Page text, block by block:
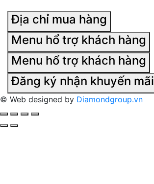
Địa chỉ mua hàng
Menu hổ trợ khách hàng
Menu hổ trợ khách hàng
Đăng ký nhận khuyến mãi
© Web designed by Diamondgroup.vn